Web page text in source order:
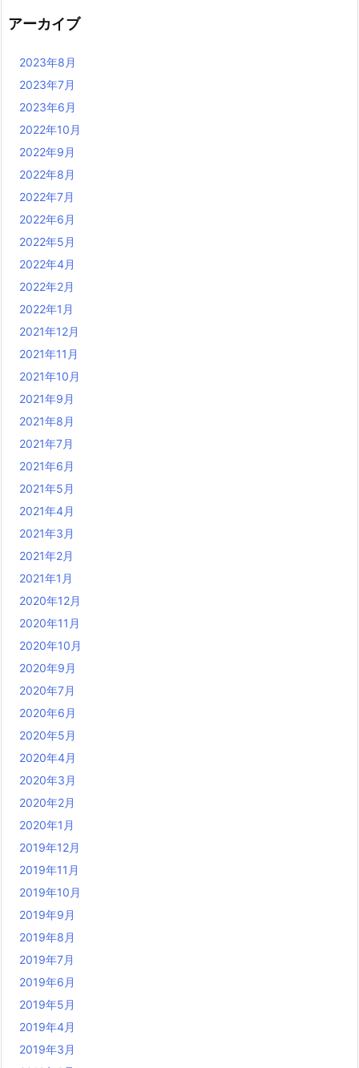
アーカイブ
2023年8月
2023年7月
2023年6月
2022年10月
2022年9月
2022年8月
2022年7月
2022年6月
2022年5月
2022年4月
2022年2月
2022年1月
2021年12月
2021年11月
2021年10月
2021年9月
2021年8月
2021年7月
2021年6月
2021年5月
2021年4月
2021年3月
2021年2月
2021年1月
2020年12月
2020年11月
2020年10月
2020年9月
2020年7月
2020年6月
2020年5月
2020年4月
2020年3月
2020年2月
2020年1月
2019年12月
2019年11月
2019年10月
2019年9月
2019年8月
2019年7月
2019年6月
2019年5月
2019年4月
2019年3月